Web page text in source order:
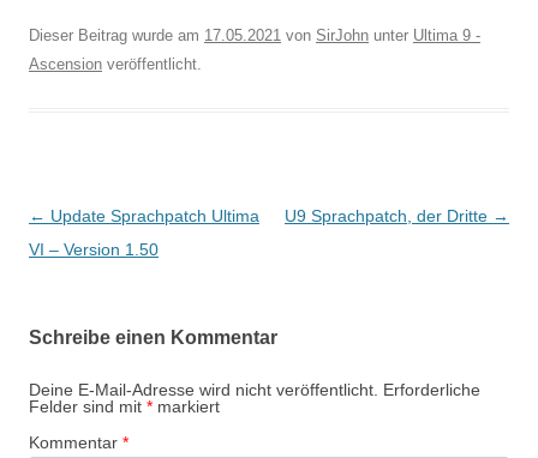
Dieser Beitrag wurde am 17.05.2021 von SirJohn unter Ultima 9 -
Ascension veröffentlicht.
Beitragsnavigation
← Update Sprachpatch Ultima
VI – Version 1.50
U9 Sprachpatch, der Dritte →
Schreibe einen Kommentar
Deine E-Mail-Adresse wird nicht veröffentlicht. Erforderliche
Felder sind mit * markiert
Kommentar *